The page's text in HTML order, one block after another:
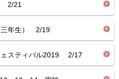
2/21
年生） 2/19
ェスティバル2019 2/17